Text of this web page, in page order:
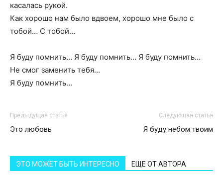
касалась рукой.
Как хорошо нам было вдвоем, хорошо мне было с
тобой… С тобой…
Я буду помнить… Я буду помнить… Я буду помнить…
Не смог заменить тебя…
Я буду помнить…
Предыдущая статья
Это любовь
Следующая статья
Я буду небом твоим
ЭТО МОЖЕТ БЫТЬ ИНТЕРЕСНО ЕЩЕ ОТ АВТОРА